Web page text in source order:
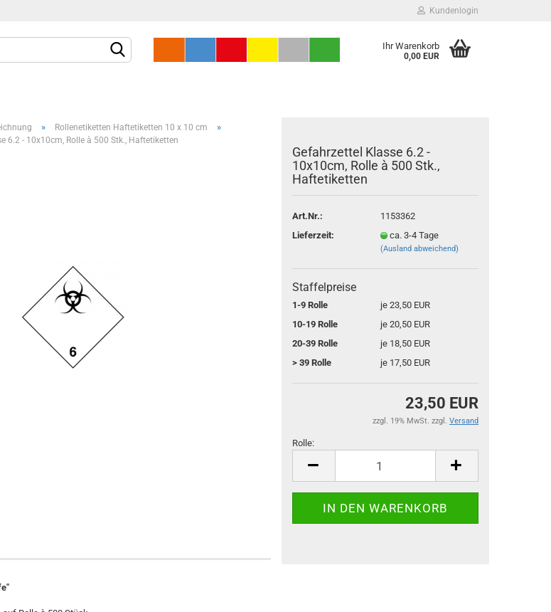
Kundenlogin
Ihr Warenkorb
0,00 EUR
» Rollenetiketten Haftetiketten 10 x 10 cm »
6.2 - 10x10cm, Rolle à 500 Stk., Haftetiketten
Gefahrzettel Klasse 6.2 -
10x10cm, Rolle à 500 Stk.,
Haftetiketten
Art.Nr.:
1153362
Lieferzeit:
ca. 3-4 Tage
(Ausland abweichend)
Staffelpreise
1-9 Rolle
je 23,50 EUR
10-19 Rolle
je 20,50 EUR
20-39 Rolle
je 18,50 EUR
> 39 Rolle
je 17,50 EUR
23,50 EUR
zzgl. 19% MwSt. zzgl. Versand
Rolle:
Rolle